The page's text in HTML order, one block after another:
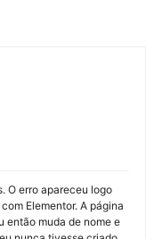
O erro apareceu logo
Elementor. A página
então muda de nome e